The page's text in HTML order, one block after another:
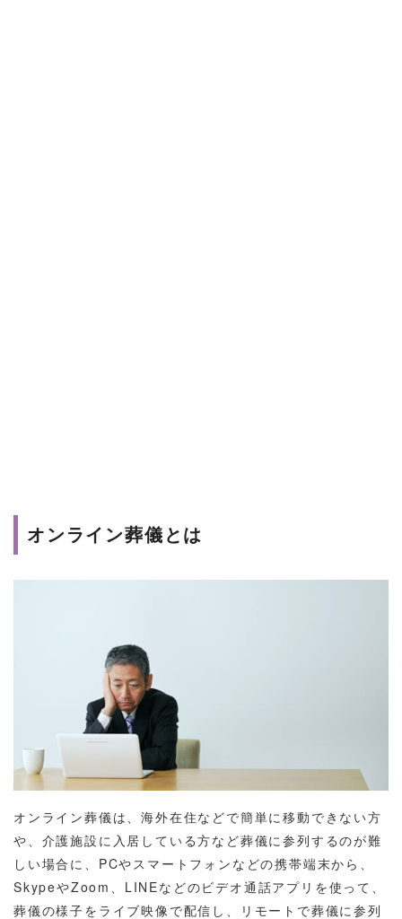
オンライン葬儀とは
オンライン葬儀は、海外在住などで簡単に移動できない方
や、介護施設に入居している方など葬儀に参列するのが難
しい場合に、PCやスマートフォンなどの携帯端末から、
SkypeやZoom、LINEなどのビデオ通話アプリを使って、
葬儀の様子をライブ映像で配信し、リモートで葬儀に参列